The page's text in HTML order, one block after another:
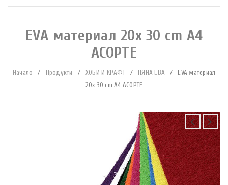
EVA материал 20x 30 cm A4
АСОРТЕ
Начало / Продукти / ХОБИ И КРАФТ / ПЯНА ЕВА /
EVA материал
20x 30 cm A4 АСОРТЕ